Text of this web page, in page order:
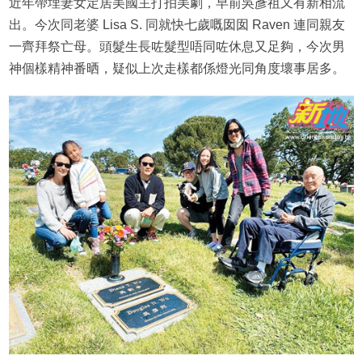
出。今次同老婆 Lisa S. 同就快七歲嘅囡囡 Raven 連同親友
一齊拜祭亡母。頭髮生長咗髮型唔同咗休息又足夠，今次男
神個樣精神番晒，疑似上次走樣都係燈光同角度壞事居多。